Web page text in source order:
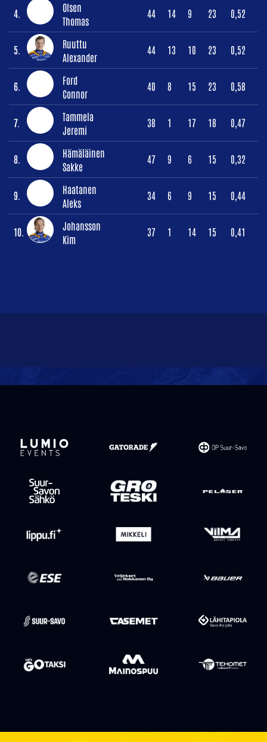
4.
Olsen
Thomas
44 14 9 23 0,52
5.
Ruuttu
Alexander
44 13 10 23 0,52
6.
Ford
Connor
40 8 15 23 0,58
7.
Tammela
Jeremi
38 1 17 18 0,47
8.
Hämäläinen
Sakke
47 9 6 15 0,32
9.
Haatanen
Aleks
34 6 9 15 0,44
10.
Johansson
Kim
37 1 14 15 0,41